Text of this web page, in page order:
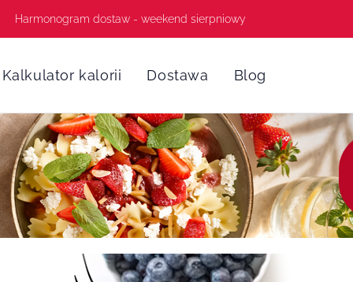
Harmonogram dostaw - weekend sierpniowy
Kalkulator kalorii Dostawa Blog